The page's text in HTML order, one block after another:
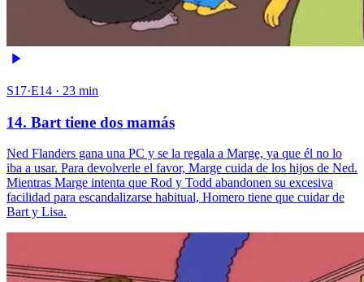
S17·E14 · 23 min
14. Bart tiene dos mamás
Ned Flanders gana una PC y se la regala a Marge, ya que él no lo
iba a usar. Para devolverle el favor, Marge cuida de los hijos de Ned.
Mientras Marge intenta que Rod y Todd abandonen su excesiva
facilidad para escandalizarse habitual, Homero tiene que cuidar de
Bart y Lisa.